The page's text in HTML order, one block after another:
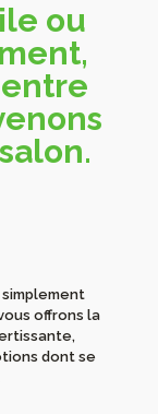
ou
simplement
offrons la
dont se